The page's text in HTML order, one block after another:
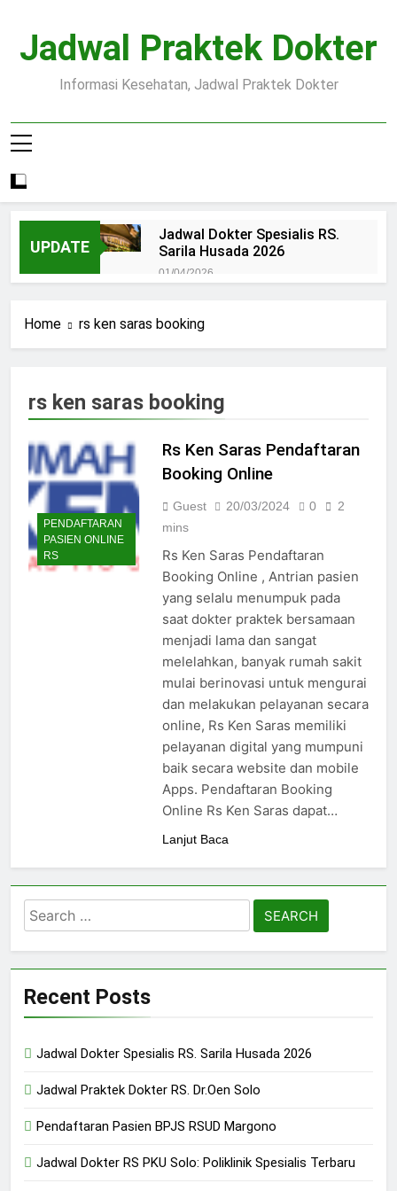
content
Jadwal Praktek Dokter
Informasi Kesehatan, Jadwal Praktek Dokter
UPDATE
Jadwal Dokter Spesialis RS.
Sarila Husada 2026
01/04/2026
15/07/2025
Pendaftaran Pasien BPJS
Jadwal Dokter RS PKU Solo:
15/07/2025
Jadwal Praktek Dokter RS
Maguan Husada Wonogiri
15/07/2025
Daftar online rs sarila
Jadwal Dokter RS. Puri Asih
Salatiga 2025
15/07/2025
Jadwal Dokter RS Mulia
Hati Wonogiri
15/07/2025
Pendaftaran Pasien BPJS
RSUD Bung Karno
24/05/2024
Pendaftaran Pasien BPJS
RSUD Banyumas
24/05/2024
Home rs ken saras booking
rs ken saras booking
PENDAFTARAN
PASIEN ONLINE
RS
Rs Ken Saras Pendaftaran
Booking Online
Guest 20/03/2024 0
2
mins
Rs Ken Saras Pendaftaran
Booking Online , Antrian pasien
yang selalu menumpuk pada
saat dokter praktek bersamaan
menjadi lama dan sangat
melelahkan, banyak rumah sakit
mulai berinovasi untuk mengurai
dan melakukan pelayanan secara
online, Rs Ken Saras memiliki
pelayanan digital yang mumpuni
baik secara website dan mobile
Apps. Pendaftaran Booking
Online Rs Ken Saras dapat…
Lanjut Baca
Search
for:
Recent Posts
Jadwal Dokter Spesialis RS. Sarila Husada 2026
Jadwal Praktek Dokter RS. Dr.Oen Solo
Pendaftaran Pasien BPJS RSUD Margono
Jadwal Dokter RS PKU Solo: Poliklinik Spesialis Terbaru